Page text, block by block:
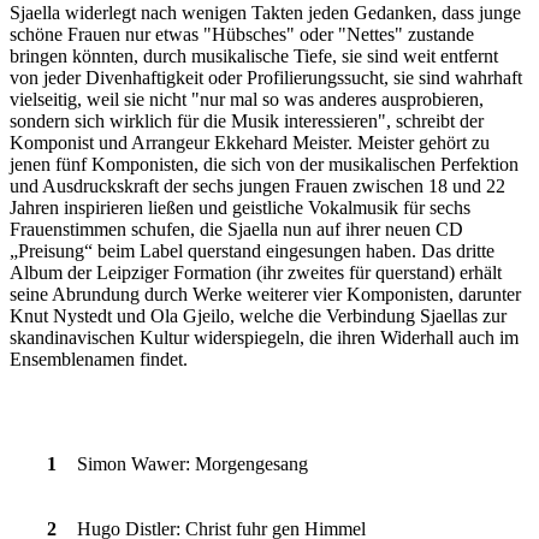
Sjaella widerlegt nach wenigen Takten jeden Gedanken, dass junge
schöne Frauen nur etwas "Hübsches" oder "Nettes" zustande
bringen könnten, durch musikalische Tiefe, sie sind weit entfernt
von jeder Divenhaftigkeit oder Profilierungssucht, sie sind wahrhaft
vielseitig, weil sie nicht "nur mal so was anderes ausprobieren,
sondern sich wirklich für die Musik interessieren", schreibt der
Komponist und Arrangeur Ekkehard Meister. Meister gehört zu
jenen fünf Komponisten, die sich von der musikalischen Perfektion
und Ausdruckskraft der sechs jungen Frauen zwischen 18 und 22
Jahren inspirieren ließen und geistliche Vokalmusik für sechs
Frauenstimmen schufen, die Sjaella nun auf ihrer neuen CD
„Preisung“ beim Label querstand eingesungen haben. Das dritte
Album der Leipziger Formation (ihr zweites für querstand) erhält
seine Abrundung durch Werke weiterer vier Komponisten, darunter
Knut Nystedt und Ola Gjeilo, welche die Verbindung Sjaellas zur
skandinavischen Kultur widerspiegeln, die ihren Widerhall auch im
Ensemblenamen findet.
1 Simon Wawer: Morgengesang
2 Hugo Distler: Christ fuhr gen Himmel